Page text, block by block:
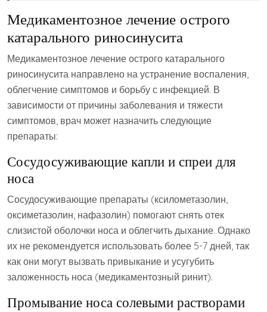
Медикаментозное лечение острого
катарального риносинусита
Медикаментозное лечение острого катарального
риносинусита направлено на устранение воспаления‚
облегчение симптомов и борьбу с инфекцией. В
зависимости от причины заболевания и тяжести
симптомов‚ врач может назначить следующие
препараты:
Сосудосуживающие капли и спреи для
носа
Сосудосуживающие препараты (ксилометазолин‚
оксиметазолин‚ нафазолин) помогают снять отек
слизистой оболочки носа и облегчить дыхание. Однако
их не рекомендуется использовать более 5-7 дней‚ так
как они могут вызвать привыкание и усугубить
заложенность носа (медикаментозный ринит).
Промывание носа солевыми растворами